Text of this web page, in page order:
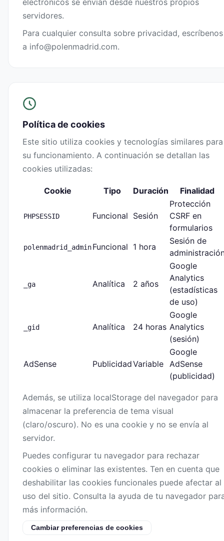
electrónicos se envían desde nuestros propios
servidores.
Para cualquier consulta sobre privacidad, escríbenos
a info@polenmadrid.com.
Política de cookies
Este sitio utiliza cookies y tecnologías similares para
su funcionamiento. A continuación se detallan las
cookies utilizadas:
Cookie Tipo Duración Finalidad
PHPSESSID Funcional Sesión
Protección
CSRF en
formularios
polenmadrid_adminFuncional 1 hora
Sesión de
_ga Analítica 2 años
Google
Analytics
(estadísticas
de uso)
_gid Analítica 24 horas
Google
Analytics
(sesión)
AdSense PublicidadVariable
Google
AdSense
(publicidad)
Además, se utiliza localStorage del navegador para
almacenar la preferencia de tema visual
(claro/oscuro). No es una cookie y no se envía al
servidor.
Puedes configurar tu navegador para rechazar
cookies o eliminar las existentes. Ten en cuenta que
deshabilitar las cookies funcionales puede afectar al
uso del sitio. Consulta la ayuda de tu navegador
más información.
Cambiar preferencias de cookies